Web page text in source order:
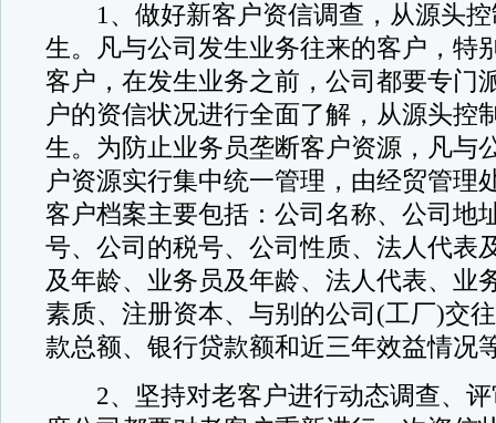
1、做好新客户资信调查，从源头控
生。凡与公司发生业务往来的客户，特
客户，在发生业务之前，公司都要专门
户的资信状况进行全面了解，从源头控
生。为防止业务员垄断客户资源，凡与
户资源实行集中统一管理，由经贸管理
客户档案主要包括：公司名称、公司地
号、公司的税号、公司性质、法人代表
及年龄、业务员及年龄、法人代表、业
素质、注册资本、与别的公司(工厂)交
款总额、银行贷款额和近三年效益情况
2、坚持对老客户进行动态调查、评